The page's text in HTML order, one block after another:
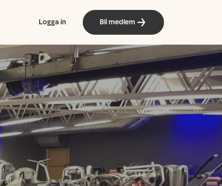
Logga in Bli medlem